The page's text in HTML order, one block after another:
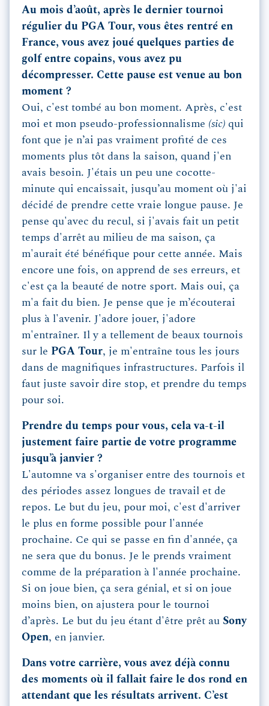
Au mois d’août, après le dernier tournoi
régulier du PGA Tour, vous êtes rentré en
France, vous avez joué quelques parties de
golf entre copains, vous avez pu
décompresser. Cette pause est venue au bon
moment ?
Oui, c'est tombé au bon moment. Après, c'est
moi et mon pseudo-professionnalisme (sic) qui
font que je n’ai pas vraiment profité de ces
moments plus tôt dans la saison, quand j'en
avais besoin. J'étais un peu une cocotte-
minute qui encaissait, jusqu’au moment où j'ai
décidé de prendre cette vraie longue pause. Je
pense qu'avec du recul, si j'avais fait un petit
temps d'arrêt au milieu de ma saison, ça
m'aurait été bénéfique pour cette année. Mais
encore une fois, on apprend de ses erreurs, et
c'est ça la beauté de notre sport. Mais oui, ça
m'a fait du bien. Je pense que je m’écouterai
plus à l'avenir. J'adore jouer, j'adore
m'entraîner. Il y a tellement de beaux tournois
sur le PGA Tour, je m'entraîne tous les jours
dans de magnifiques infrastructures. Parfois il
faut juste savoir dire stop, et prendre du temps
pour soi.
Prendre du temps pour vous, cela va-t-il
justement faire partie de votre programme
jusqu’à janvier ?
L'automne va s'organiser entre des tournois et
des périodes assez longues de travail et de
repos. Le but du jeu, pour moi, c'est d'arriver
le plus en forme possible pour l'année
prochaine. Ce qui se passe en fin d'année, ça
ne sera que du bonus. Je le prends vraiment
comme de la préparation à l'année prochaine.
Si on joue bien, ça sera génial, et si on joue
moins bien, on ajustera pour le tournoi
d’après. Le but du jeu étant d'être prêt au Sony
Open, en janvier.
Dans votre carrière, vous avez déjà connu
des moments où il fallait faire le dos rond en
attendant que les résultats arrivent. C’est